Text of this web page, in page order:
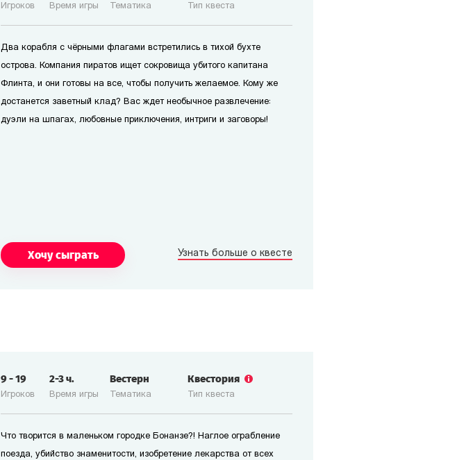
Игроков Время игры Тематика Тип квеста
Два корабля с чёрными флагами встретились в тихой бухте
острова. Компания пиратов ищет сокровища убитого капитана
Флинта, и они готовы на все, чтобы получить желаемое. Кому же
достанется заветный клад? Вас ждет необычное развлечение:
дуэли на шпагах, любовные приключения, интриги и заговоры!
Хочу сыграть Узнать больше о квесте
Игроков
9-19
Время игры
2-3ч.
Тематика
Вестерн
Тип квеста
Квестория
Что творится в маленьком городке Бонанзе?! Наглое ограбление
поезда, убийство знаменитости, изобретение лекарства от всех